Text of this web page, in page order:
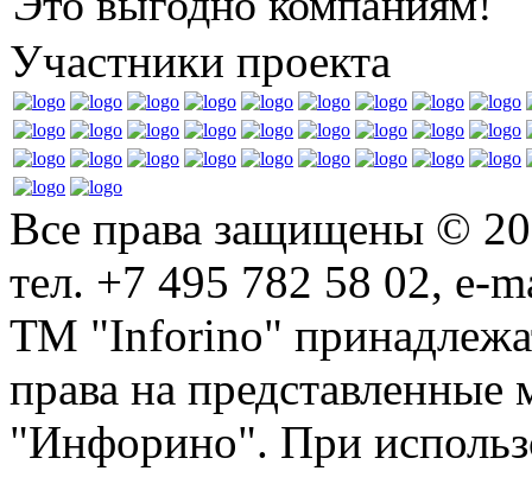
Участники проекта
Все права защищены ©
тел. +7 495 782 58 02, e-
ТМ "Inforino"
права на
"Инфорино". При